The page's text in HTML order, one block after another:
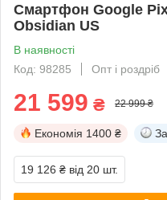
Смартфон Google
Obsidian US
В наявності
Код: 98285
Опт і роздріб
21 599 ₴ 22 999 ₴
Економія 1400 ₴
19 126 ₴ від 20 шт.